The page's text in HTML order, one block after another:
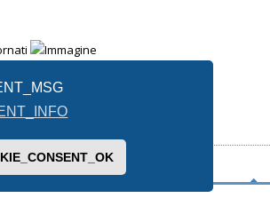
utilizzando Tapatalk
discordia maximae dilabuntur